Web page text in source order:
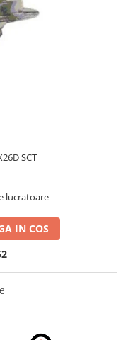
SCT
lucratoare
IN COS